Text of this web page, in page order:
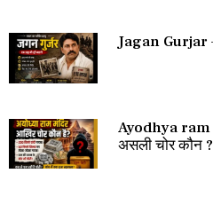
Jagan Gurjar
Ayodhya ram
असली चोर कौन ?